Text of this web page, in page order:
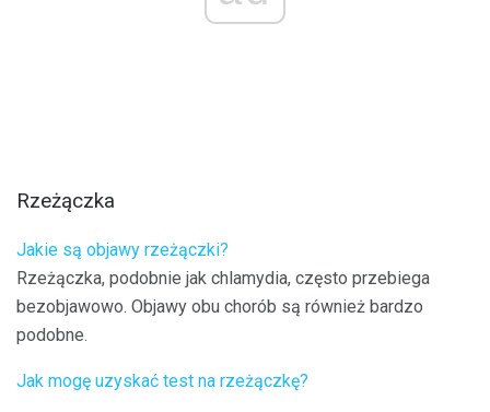
Rzeżączka
Jakie są objawy rzeżączki?
Rzeżączka, podobnie jak chlamydia, często przebiega
bezobjawowo. Objawy obu chorób są również bardzo
podobne.
Jak mogę uzyskać test na rzeżączkę?